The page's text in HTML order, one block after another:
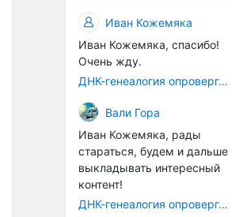
все остальные части и
закон их соотношения. Не
часть есть проекция
целого (как в звуковой
системе Древней Греции),
а наоборот - целое есть
проекция части. ... Такова
музыкально-
математическая
иллюстрация к различию
между, скажем,
платоновской концепцией
государства (которое есть
защитила кандидатскую
диссертацию (ей даже
хотели сразу дать
докторскую), но потом ее
исследования были
преданы забвению. Более
того, на Википедии сегодня
можно прочитать, что она
«Сторонник псевдонаучной
арктической гипотезы
происхождения
индоевропейцев
Иван Кожемяка
Иван Кожемяка, спасибо!
Очень жду.
ДНК-генеалогия опровергла Гитлера
Вали Гора
Иван Кожемяка, рады
стараться, будем и дальше
выкладывать интересный
контент!
ДНК-генеалогия опровергла Гитлера